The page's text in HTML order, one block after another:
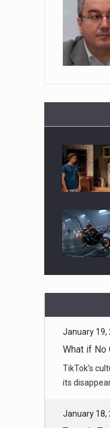
What if
TikTok’s
its
January 18,
Trump’s
to seek